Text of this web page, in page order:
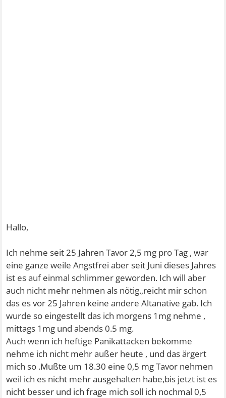
Hallo,
Ich nehme seit 25 Jahren Tavor 2,5 mg pro Tag , war
eine ganze weile Angstfrei aber seit Juni dieses Jahres
ist es auf einmal schlimmer geworden. Ich will aber
auch nicht mehr nehmen als nötig.,reicht mir schon
das es vor 25 Jahren keine andere Altanative gab. Ich
wurde so eingestellt das ich morgens 1mg nehme ,
mittags 1mg und abends 0.5 mg.
Auch wenn ich heftige Panikattacken bekomme
nehme ich nicht mehr außer heute , und das ärgert
mich so .Mußte um 18.30 eine 0,5 mg Tavor nehmen
weil ich es nicht mehr ausgehalten habe,bis jetzt ist es
nicht besser und ich frage mich soll ich nochmal 0,5